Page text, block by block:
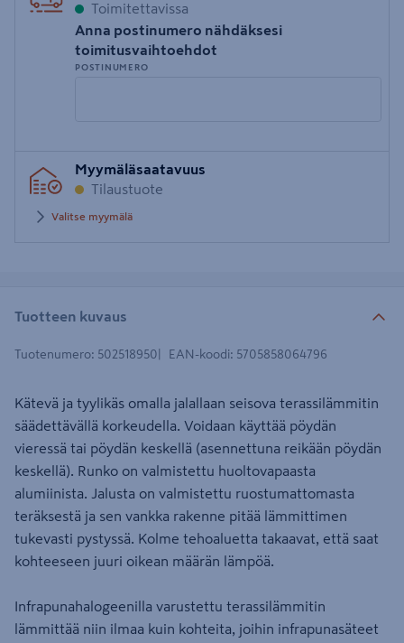
Toimitettavissa
Anna postinumero nähdäksesi
toimitusvaihtoehdot
POSTINUMERO
postinumero
Myymäläsaatavuus
Tilaustuote
Valitse myymälä
Tuotteen kuvaus
Tuotenumero: 502518950 EAN-koodi: 5705858064796
Kätevä ja tyylikäs omalla jalallaan seisova terassilämmitin
säädettävällä korkeudella. Voidaan käyttää pöydän
vieressä tai pöydän keskellä (asennettuna reikään pöydän
keskellä). Runko on valmistettu huoltovapaasta
alumiinista. Jalusta on valmistettu ruostumattomasta
teräksestä ja sen vankka rakenne pitää lämmittimen
tukevasti pystyssä. Kolme tehoaluetta takaavat, että saat
kohteeseen juuri oikean määrän lämpöä.
Infrapunahalogeenilla varustettu terassilämmitin
lämmittää niin ilmaa kuin kohteita, joihin infrapunasäteet